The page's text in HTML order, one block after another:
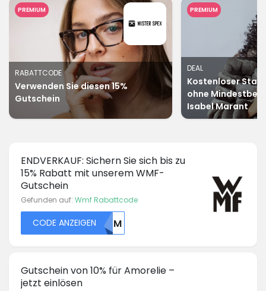
PREMIUM
RABATTCODE
Verwenden Sie diesen 15%
Gutschein
PREMIUM
DEAL
Kostenloser
ohne
Isabel Marant
ENDVERKAUF: Sichern Sie sich bis zu
15% Rabatt mit unserem WMF-
Gutschein
Gefunden auf: Wmf Rabattcode
CODE ANZEIGEN NTFM
Gutschein von 10% für Amorelie –
jetzt einlösen